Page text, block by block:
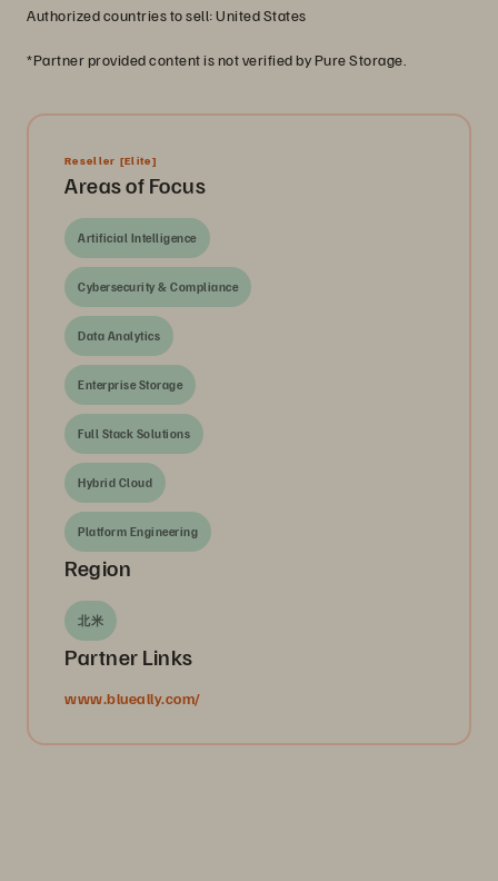
Authorized countries to sell: United States
*Partner provided content is not verified by Pure Storage.
Reseller [Elite]
Areas of Focus
Artificial Intelligence
Cybersecurity & Compliance
Data Analytics
Enterprise Storage
Full Stack Solutions
Hybrid Cloud
Platform Engineering
Region
北米
Partner Links
www.blueally.com/